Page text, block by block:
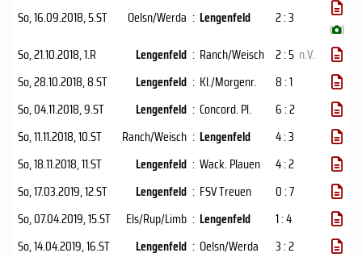
So, 16.09.2018, 5.ST Oelsn/​Werda : Lengenfeld 2 : 3
( )
So, 21.10.2018, 1.R Lengenfeld : Ranch/Weisch 2 : 5 n.V.
So, 28.10.2018, 8.ST Lengenfeld : Kl./Morgenr.
8 : 1
So, 04.11.2018, 9.ST Lengenfeld : Concord. Pl.
6 : 2
So, 11.11.2018, 10.ST Ranch/Weisch : Lengenfeld
4 : 3
So, 18.11.2018, 11.ST Lengenfeld : Wack. Plauen
4 : 2
So, 17.03.2019, 12.ST Lengenfeld : FSV Treuen
0 : 7
So, 07.04.2019, 15.ST Els/Rup/Limb : Lengenfeld
1 : 4
So, 14.04.2019, 16.ST Lengenfeld : Oelsn/​Werda
3 : 2